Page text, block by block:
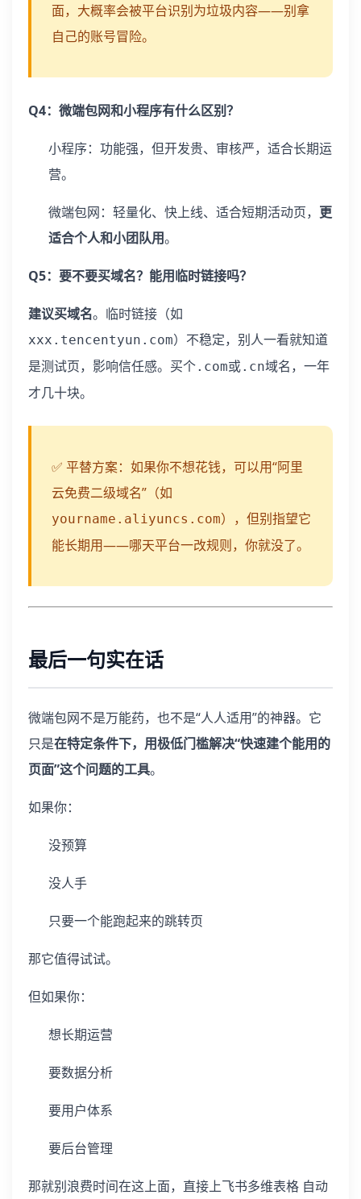
面，大概率会被平台识别为垃圾内容——别拿
自己的账号冒险。
Q4：微端包网和小程序有什么区别？
小程序：功能强，但开发贵、审核严，适合长期运
营。
微端包网：轻量化、快上线、适合短期活动页， 更
适合个人和小团队用。
Q5：要不要买域名？能用临时链接吗？
建议买域名。临时链接（如
xxx.tencentyun.com）不稳定，别人一看就知道
是测试页，影响信任感。买个.com或.cn域名，一年
才几十块。
✅ 平替方案：如果你不想花钱，可以用“阿里
云免费二级域名”（如
yourname.aliyuncs.com），但别指望它
能长期用——哪天平台一改规则，你就没了。
最后一句实在话
微端包网不是万能药，也不是“人人适用”的神器。它
只是在特定条件下，用极低门槛解决“快速建个能用的
页面”这个问题的工具。
如果你：
没预算
没人手
只要一个能跑起来的跳转页
那它值得试试。
但如果你：
想长期运营
要数据分析
要用户体系
要后台管理
那就别浪费时间在这上面，直接上飞书多维表格 自动